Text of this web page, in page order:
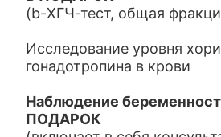
(b-ХГЧ-тест, общая
Исследование уровня
гонадотропина в крови
Наблюдение
ПОДАРОК